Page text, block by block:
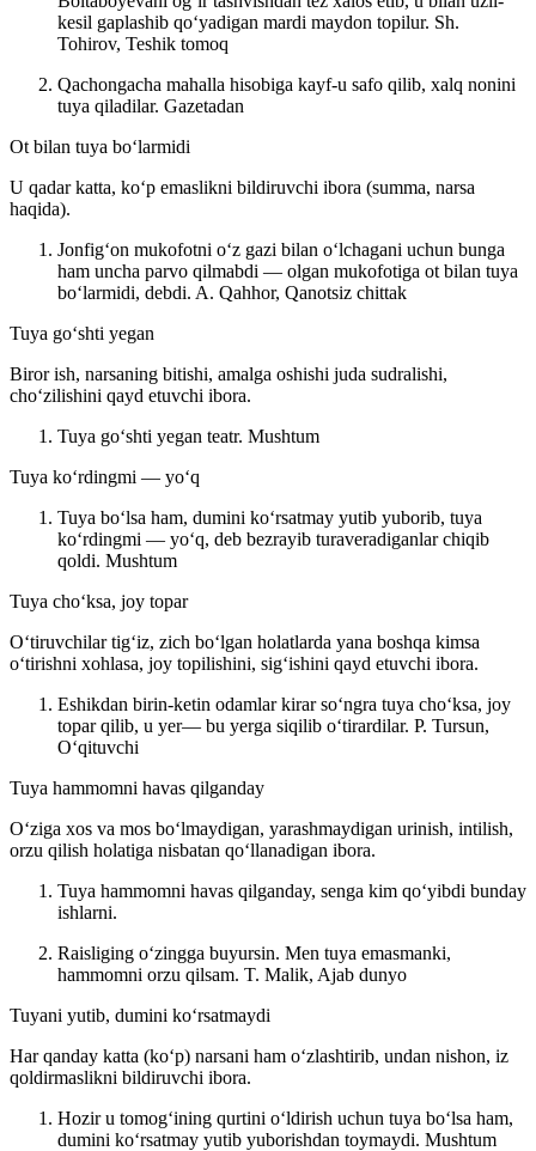
kesil gaplashib qoʻyadigan mardi maydon topilur. Sh.
Tohirov, Teshik tomoq
Qachongacha mahalla hisobiga kayf-u safo qilib, xalq nonini
tuya qiladilar. Gazetadan
Ot bilan tuya boʻlarmidi
U qadar katta, koʻp emaslikni bildiruvchi ibora (summa, narsa
haqida).
Jonfigʻon mukofotni oʻz gazi bilan oʻlchagani uchun bunga
ham uncha parvo qilmabdi — olgan mukofotiga ot bilan tuya
boʻlarmidi, debdi. A. Qahhor, Qanotsiz chittak
Tuya goʻshti yegan
Biror ish, narsaning bitishi, amalga oshishi juda sudralishi,
choʻzilishini qayd etuvchi ibora.
Tuya goʻshti yegan teatr. Mushtum
Tuya koʻrdingmi — yoʻq
Tuya boʻlsa ham, dumini koʻrsatmay yutib yuborib, tuya
koʻrdingmi — yoʻq, deb bezrayib turaveradiganlar chiqib
qoldi. Mushtum
Tuya choʻksa, joy topar
Oʻtiruvchilar tigʻiz, zich boʻlgan holatlarda yana boshqa kimsa
oʻtirishni xohlasa, joy topilishini, sigʻishini qayd etuvchi ibora.
Eshikdan birin-ketin odamlar kirar soʻngra tuya choʻksa, joy
topar qilib, u yer— bu yerga siqilib oʻtirardilar. P. Tursun,
Oʻqituvchi
Tuya hammomni havas qilganday
Oʻziga xos va mos boʻlmaydigan, yarashmaydigan urinish, intilish,
orzu qilish holatiga nisbatan qoʻllanadigan ibora.
Tuya hammomni havas qilganday, senga kim qoʻyibdi bunday
ishlarni.
Raisliging oʻzingga buyursin. Men tuya emasmanki,
hammomni orzu qilsam. T. Malik, Ajab dunyo
Tuyani yutib, dumini koʻrsatmaydi
Har qanday katta (koʻp) narsani ham oʻzlashtirib, undan nishon, iz
qoldirmaslikni bildiruvchi ibora.
Hozir u tomogʻining qurtini oʻldirish uchun tuya boʻlsa ham,
dumini koʻrsatmay yutib yuborishdan toymaydi. Mushtum